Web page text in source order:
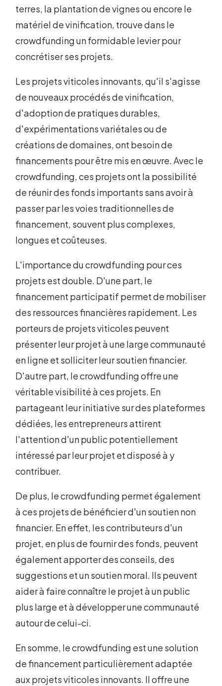
terres, la plantation de vignes ou encore le
matériel de vinification, trouve dans le
crowdfunding un formidable levier pour
concrétiser ses projets.
Les projets viticoles innovants, qu'il s'agisse
de nouveaux procédés de vinification,
d'adoption de pratiques durables,
d'expérimentations variétales ou de
créations de domaines, ont besoin de
financements pour être mis en œuvre. Avec le
crowdfunding, ces projets ont la possibilité
de réunir des fonds importants sans avoir à
passer par les voies traditionnelles de
financement, souvent plus complexes,
longues et coûteuses.
L'importance du crowdfunding pour ces
projets est double. D'une part, le
financement participatif permet de mobiliser
des ressources financières rapidement. Les
porteurs de projets viticoles peuvent
présenter leur projet à une large communauté
en ligne et solliciter leur soutien financier.
D'autre part, le crowdfunding offre une
véritable visibilité à ces projets. En
partageant leur initiative sur des plateformes
dédiées, les entrepreneurs attirent
l'attention d'un public potentiellement
intéressé par leur projet et disposé à y
contribuer.
De plus, le crowdfunding permet également
à ces projets de bénéficier d'un soutien non
financier. En effet, les contributeurs d'un
projet, en plus de fournir des fonds, peuvent
également apporter des conseils, des
suggestions et un soutien moral. Ils peuvent
aider à faire connaître le projet à un public
plus large et à développer une communauté
autour de celui-ci.
En somme, le crowdfunding est une solution
de financement particulièrement adaptée
aux projets viticoles innovants. Il offre une